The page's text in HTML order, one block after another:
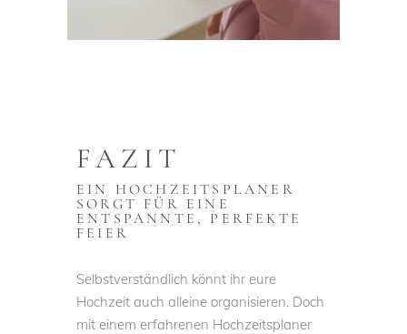
FAZIT
EIN HOCHZEITSPLANER
SORGT FÜR EINE
ENTSPANNTE, PERFEKTE
FEIER
Selbstverständlich könnt ihr eure
Hochzeit auch alleine organisieren. Doch
mit einem erfahrenen Hochzeitsplaner